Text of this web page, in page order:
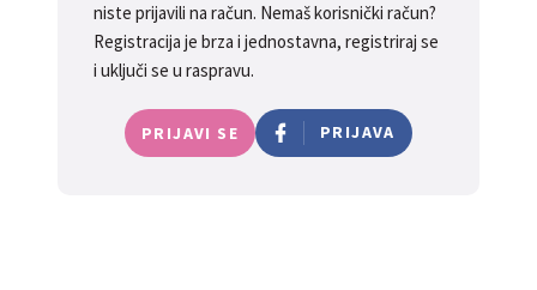
niste prijavili na račun. Nemaš korisnički račun?
Registracija je brza i jednostavna, registriraj se
i uključi se u raspravu.
PRIJAVI SE PRIJAVA